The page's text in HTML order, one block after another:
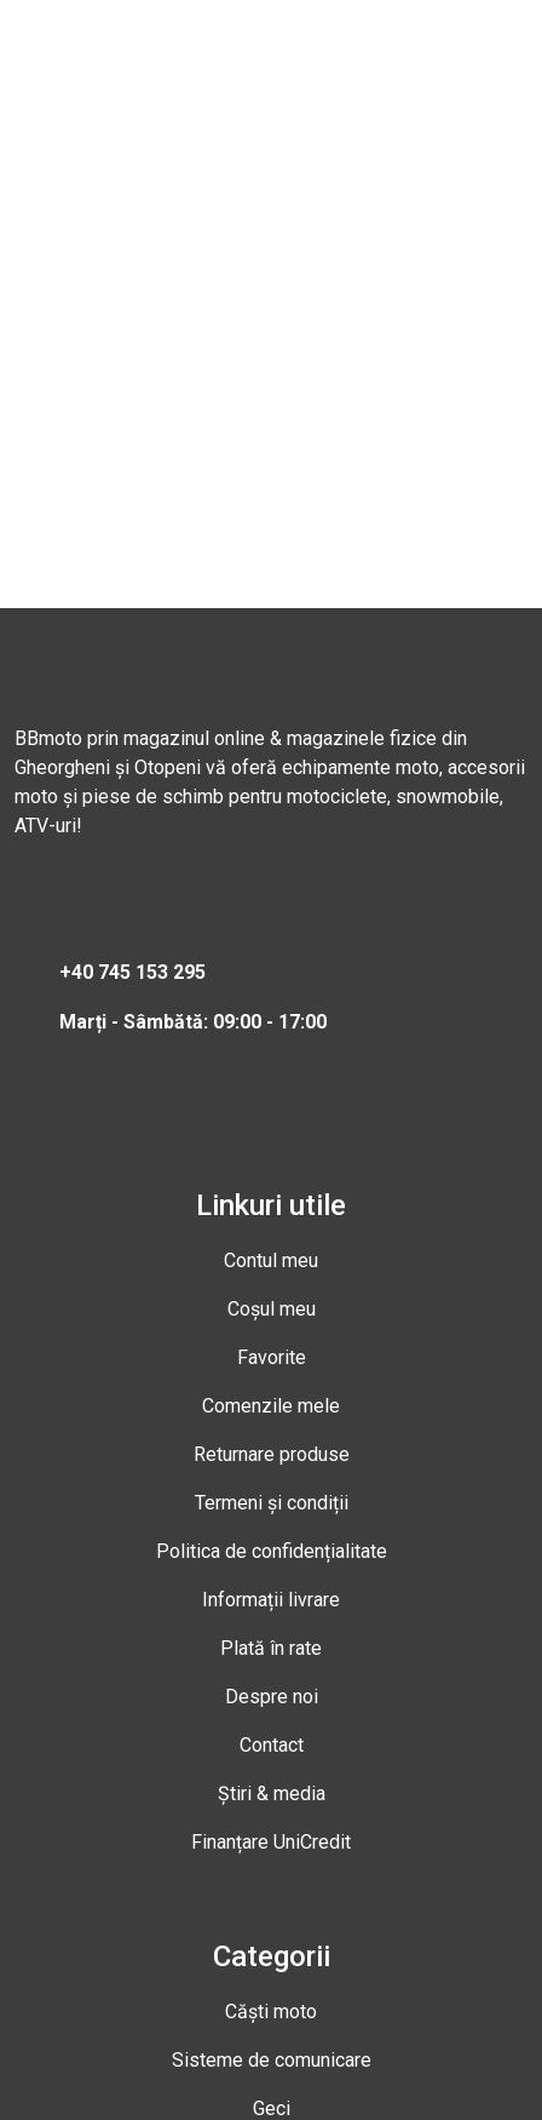
BBmoto prin magazinul online & magazinele fizice din
Gheorgheni și Otopeni vă oferă echipamente moto, accesorii
moto și piese de schimb pentru motociclete, snowmobile,
ATV-uri!
+40 745 153 295
Marți - Sâmbătă: 09:00 - 17:00
Linkuri utile
Contul meu
Coșul meu
Favorite
Comenzile mele
Returnare produse
Termeni și condiții
Politica de confidențialitate
Informații livrare
Plată în rate
Despre noi
Contact
Știri & media
Finanțare UniCredit
Categorii
Căști moto
Sisteme de comunicare
Geci